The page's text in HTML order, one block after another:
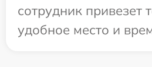
сотрудник привезет
удобное место и